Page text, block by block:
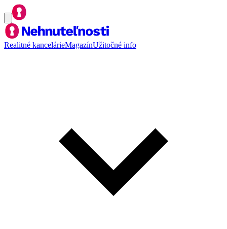
Realitné kancelárieMagazínUžitočné info